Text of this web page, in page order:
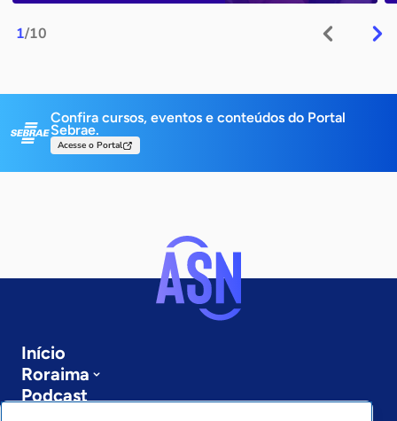
1/10
Confira cursos, eventos e conteúdos do Portal
Sebrae.
Acesse o Portal
Início
Roraima
Podcast